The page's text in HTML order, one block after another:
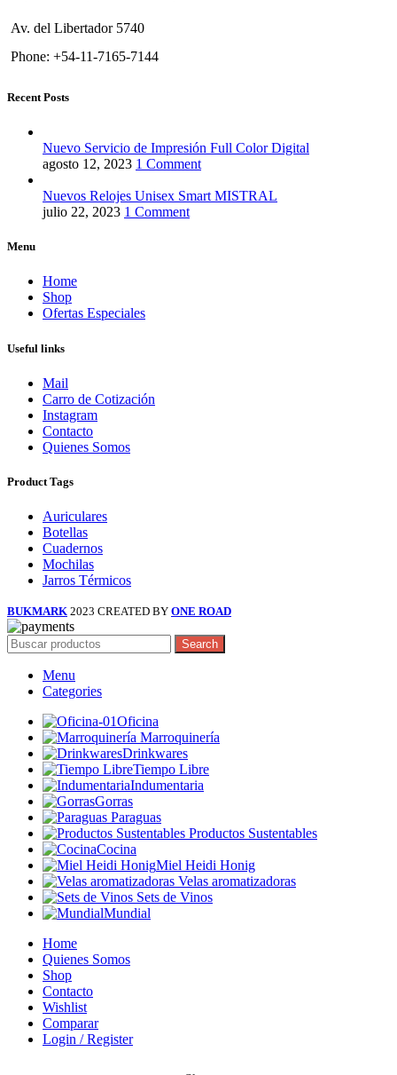
Av. del Libertador 5740
Phone: +54-11-7165-7144
Recent Posts
Nuevo Servicio de Impresión Full Color Digital
agosto 12, 2023 1 Comment
Nuevos Relojes Unisex Smart MISTRAL
julio 22, 2023 1 Comment
Menu
Home
Shop
Ofertas Especiales
Useful links
Mail
Carro de Cotización
Instagram
Contacto
Quienes Somos
Product Tags
Auriculares
Botellas
Cuadernos
Mochilas
Jarros Térmicos
BUKMARK 2023 CREATED BY ONE ROAD
Search
Menu
Categories
Oficina
Marroquinería
Drinkwares
Tiempo Libre
Indumentaria
Gorras
Paraguas
Productos Sustentables
Cocina
Miel Heidi Honig
Velas aromatizadoras
Sets de Vinos
Mundial
Home
Quienes Somos
Shop
Contacto
Wishlist
Comparar
Login / Register